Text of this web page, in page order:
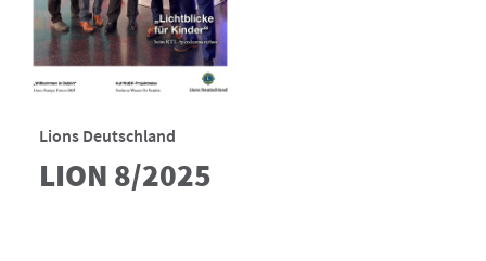
Lions Deutschland
LION 8/2025